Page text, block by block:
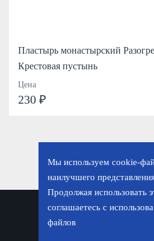
Пластырь монастырский
Крестовая пустынь
Цена
230 ₽
Мы используем cookie-
наилучшего
Продолжая использовать
соглашаетесь с
файлов